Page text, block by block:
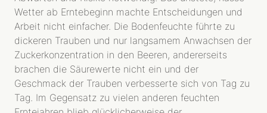
Wetter ab Erntebeginn machte Entscheidungen und
Arbeit nicht einfacher. Die Bodenfeuchte führte zu
dickeren Trauben und nur langsamem Anwachsen der
Zuckerkonzentration in den Beeren, andererseits
brachen die Säurewerte nicht ein und der
Geschmack der Trauben verbesserte sich von Tag zu
Tag. Im Gegensatz zu vielen anderen feuchten